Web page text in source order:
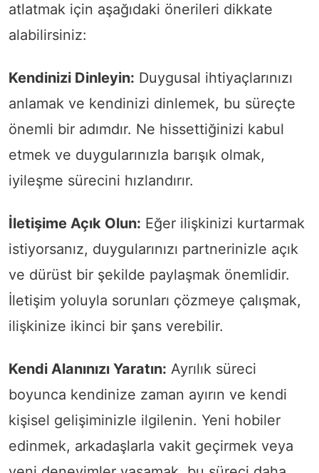
atlatmak için aşağıdaki önerileri dikkate
alabilirsiniz:
Kendinizi Dinleyin: Duygusal ihtiyaçlarınızı
anlamak ve kendinizi dinlemek, bu süreçte
önemli bir adımdır. Ne hissettiğinizi kabul
etmek ve duygularınızla barışık olmak,
iyileşme sürecini hızlandırır.
İletişime Açık Olun: Eğer ilişkinizi kurtarmak
istiyorsanız, duygularınızı partnerinizle açık
ve dürüst bir şekilde paylaşmak önemlidir.
İletişim yoluyla sorunları çözmeye çalışmak,
ilişkinize ikinci bir şans verebilir.
Kendi Alanınızı Yaratın: Ayrılık süreci
boyunca kendinize zaman ayırın ve kendi
kişisel gelişiminizle ilgilenin. Yeni hobiler
edinmek, arkadaşlarla vakit geçirmek veya